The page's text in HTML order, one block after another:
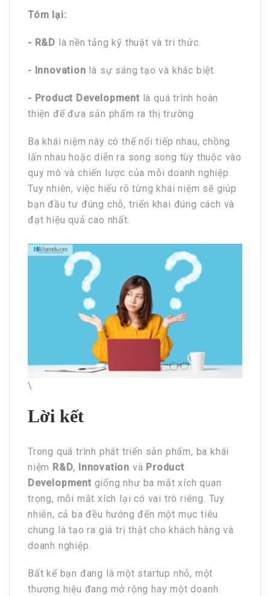
Tóm lại:
- R&D là nền tảng kỹ thuật và tri thức.
- Innovation là sự sáng tạo và khác biệt.
- Product Development là quá trình hoàn
thiện để đưa sản phẩm ra thị trường
Ba khái niệm này có thể nối tiếp nhau, chồng
lấn nhau hoặc diễn ra song song tùy thuộc vào
quy mô và chiến lược của mỗi doanh nghiệp.
Tuy nhiên, việc hiểu rõ từng khái niệm sẽ giúp
bạn đầu tư đúng chỗ, triển khai đúng cách và
đạt hiệu quả cao nhất.
\
Lời kết
Trong quá trình phát triển sản phẩm, ba khái
niệm R&D, Innovation và Product
Development giống như ba mắt xích quan
trọng, mỗi mắt xích lại có vai trò riêng. Tuy
nhiên, cả ba đều hướng đến một mục tiêu
chung là tạo ra giá trị thật cho khách hàng và
doanh nghiệp.
Bất kể bạn đang là một startup nhỏ, một
thương hiệu đang mở rộng hay một doanh